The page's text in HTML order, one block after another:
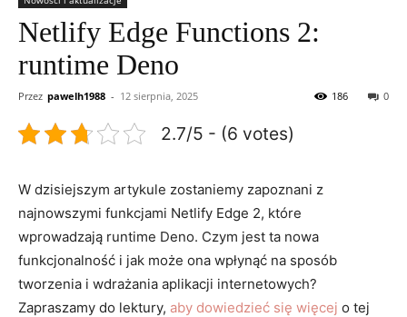
Netlify Edge Functions 2:
runtime Deno
Przez pawelh1988 - 12 sierpnia, 2025 0
186
2.7/5 - (6 votes)
W dzisiejszym artykule zostaniemy⁣ zapoznani z
najnowszymi ⁤funkcjami Netlify Edge 2,‌ które
wprowadzają runtime Deno. ‌Czym⁢ jest ta nowa‌
funkcjonalność i jak może ⁤ona wpłynąć na sposób
⁤tworzenia i wdrażania aplikacji internetowych?⁣
Zapraszamy do⁢ lektury, ‌ aby dowiedzieć się więcej ⁢o tej